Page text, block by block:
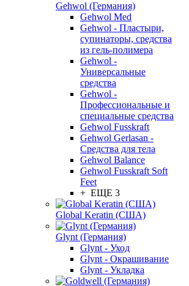
Gehwol (Германия)
Gehwol Med
Gehwol - Пластыри,
супинаторы, средства
из гель-полимера
Gehwol -
Универсальные
средства
Gehwol -
Профессиональные и
специальные средства
Gehwol Fusskraft
Gehwol Gerlasan -
Средства для тела
Gehwol Balance
Gehwol Fusskraft Soft
Feet
+ ЕЩЕ 3
Global Keratin (США)
Glynt (Германия)
Glynt - Уход
Glynt - Окрашивание
Glynt - Укладка